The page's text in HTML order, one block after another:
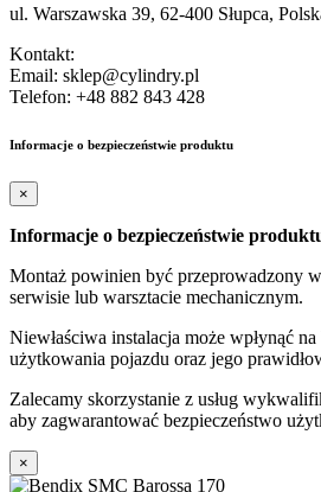
ul. Warszawska 39, 62-400 Słupca,
Kontakt:
Email: sklep@cylindry.pl
Telefon: +48 882 843 428
Informacje o bezpieczeństwie produktu
×
Informacje o bezpieczeństwie
Montaż powinien być przeprowadzony
serwisie lub warsztacie mechanicznym.
Niewłaściwa instalacja może wpłynąć
użytkowania pojazdu oraz jego
Zalecamy skorzystanie z usług
aby zagwarantować bezpieczeństwo
×